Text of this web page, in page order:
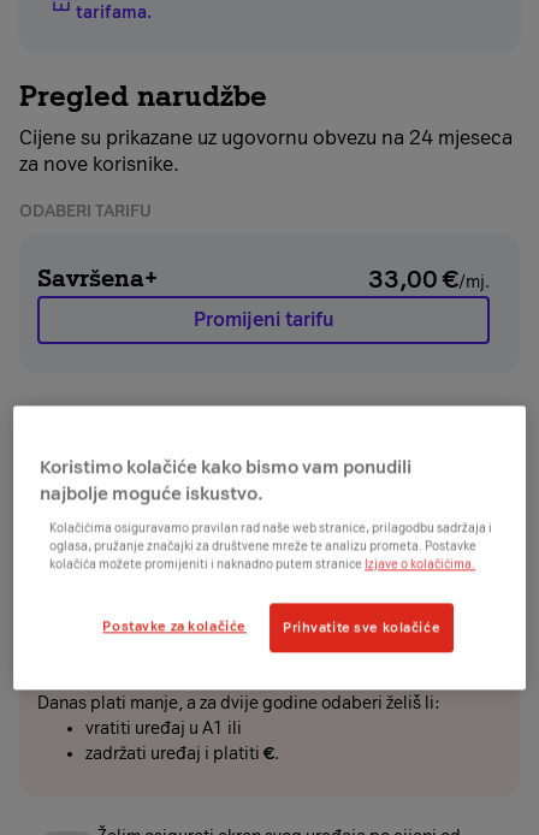
tarifama.
Pregled narudžbe
Cijene su prikazane uz ugovornu obvezu na 24 mjeseca
za nove korisnike.
ODABERI TARIFU
Savršena+ 33,00€/mj.
Promijeni tarifu
€ odmah +€/24mj
rate i ostvariti dodatnih€ popusta
MANJE PLATI PA VRATI
Danas plati manje, a za dvije godine odaberi želiš li:
vratiti uređaj u A1 ili
zadržati uređaj i platiti €.
Koristimo kolačiće kako bismo vam ponudili
najbolje moguće iskustvo.
Kolačićima osiguravamo pravilan rad naše web stranice, prilagodbu sadržaja i
oglasa, pružanje značajki za društvene mreže te analizu prometa. Postavke
kolačića možete promijeniti i naknadno putem stranice Izjave o kolačićima.
Postavke za kolačiće Prihvatite sve kolačiće